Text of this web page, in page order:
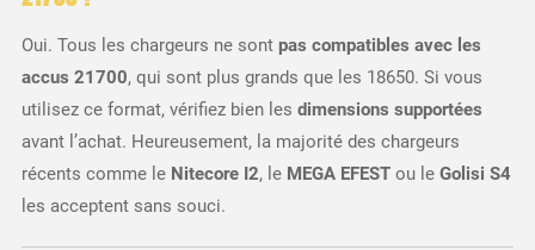
Oui. Tous les chargeurs ne sont pas compatibles avec les
accus 21700, qui sont plus grands que les 18650. Si vous
utilisez ce format, vérifiez bien les dimensions supportées
avant l’achat. Heureusement, la majorité des chargeurs
récents comme le Nitecore I2, le MEGA EFESTou le Golisi S4
les acceptent sans souci.